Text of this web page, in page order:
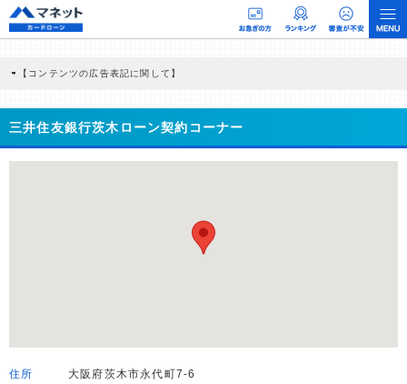
【コンテンツの広告表記に関して】
商品を根拠なくPRするものではなく、当編集部の調査／ユーザーへの口コミ収集な
どに基づき、公平性を担保した情報提供を行っています。
>提携企業一覧
三井住友銀行茨木ローン契約コーナー
住所
大阪府茨木市永代町7-6